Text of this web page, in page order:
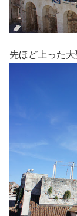
先ほど上った大